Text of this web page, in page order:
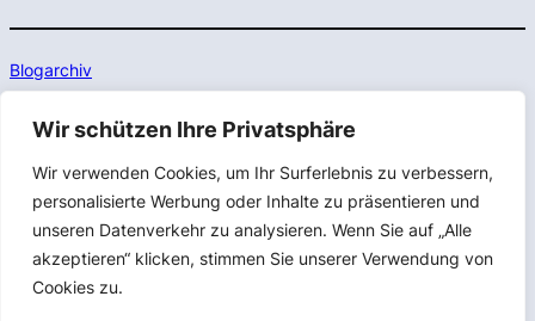
Wir schützen Ihre Privatsphäre
Wir verwenden Cookies, um Ihr Surferlebnis zu verbessern,
personalisierte Werbung oder Inhalte zu präsentieren und
unseren Datenverkehr zu analysieren. Wenn Sie auf „Alle
akzeptieren“ klicken, stimmen Sie unserer Verwendung von
Cookies zu.
Blogarchiv
Impressum
Datenschutz
© 2025 Cool Services